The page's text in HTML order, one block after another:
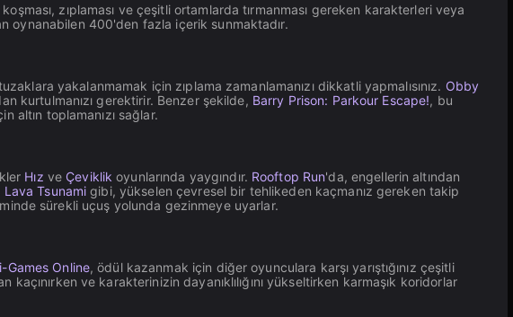
zıplaması ve çeşitli ortamlarda tırmanması gereken karakterleri veya
oynanabilen 400'den fazla içerik sunmaktadır.
yakalanmamak için zıplama zamanlamanızı dikkatli yapmalısınız. Obby
kurtulmanızı gerektirir. Benzer şekilde, Barry Prison: Parkour Escape!, bu
altın toplamanızı sağlar.
Hız ve Çeviklik oyunlarında yaygındır. Rooftop Run'da, engellerin altından
Tsunami gibi, yükselen çevresel bir tehlikeden kaçmanız gereken takip
sürekli uçuş yolunda gezinmeye uyarlar.
Games Online, ödül kazanmak için diğer oyunculara karşı yarıştığınız çeşitli
kaçınırken ve karakterinizin dayanıklılığını yükseltirken karmaşık koridorlar